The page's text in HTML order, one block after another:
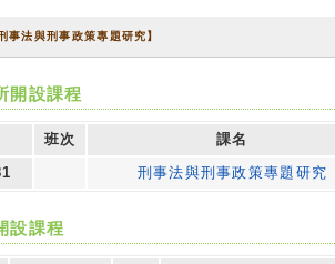
事法與刑事政策專題研究】
開設課程
班次
課名
刑事法與刑事政策專題研究
設課程